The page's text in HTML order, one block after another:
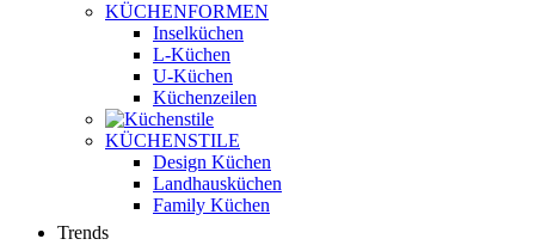
KÜCHENFORMEN
Inselküchen
L-Küchen
U-Küchen
Küchenzeilen
KÜCHENSTILE
Design Küchen
Landhausküchen
Family Küchen
Trends